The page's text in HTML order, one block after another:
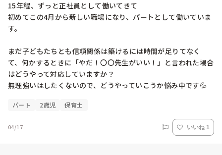
15年程、ずっと正社員として働いてきて
初めてこの4月から新しい職場になり、パートとして働いていま
す。
まだ子どもたちとも信頼関係は築けるには時間が足りてなく
て、何かするときに「やだ！〇〇先生がいい！」と言われた場合
はどうやって対応していますか？
無理強いはしたくないので、どうやっていこうか悩み中です💦
パート 2歳児 保育士
04/17 いいね 1